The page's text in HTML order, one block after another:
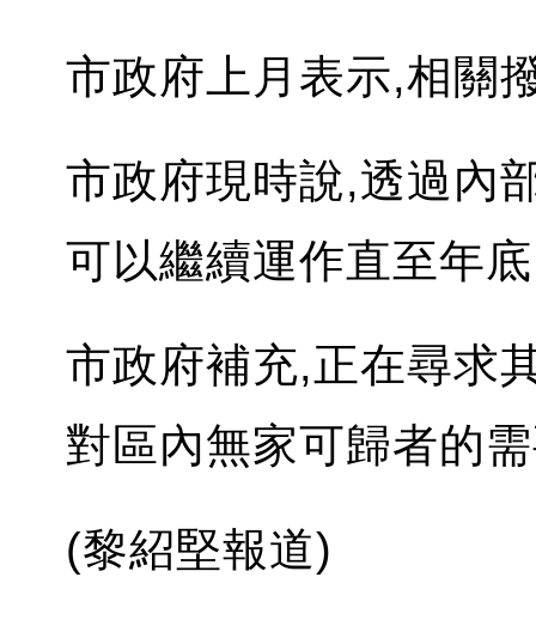
市政府上月表示,相關
市政府現時說,透過內
可以繼續運作直至年
市政府補充,正在尋求
對區內無家可歸者的
(黎紹堅報道)